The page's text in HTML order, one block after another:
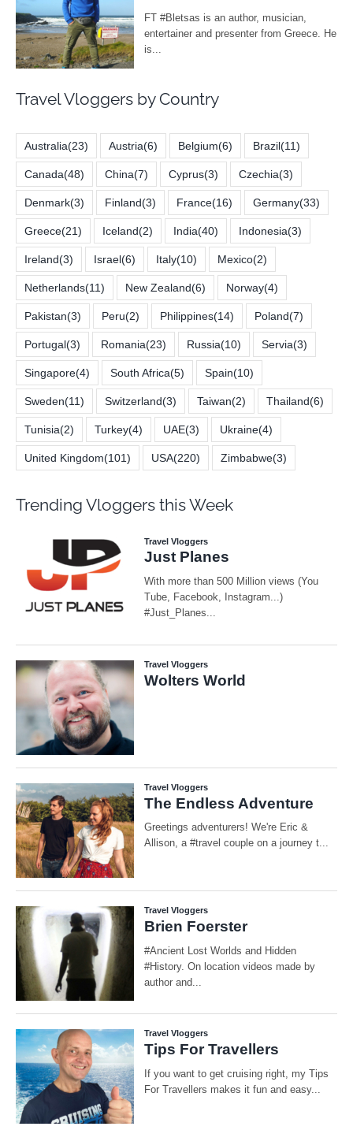
Travel Vloggers by Country
Australia(23) Austria(6) Belgium(6) Brazil(11)
Canada(48) China(7) Cyprus(3) Czechia(3)
Denmark(3) Finland(3) France(16) Germany(33)
Greece(21) Iceland(2) India(40) Indonesia(3)
Ireland(3) Israel(6) Italy(10) Mexico(2)
Netherlands(11) New Zealand(6) Norway(4)
Pakistan(3) Peru(2) Philippines(14) Poland(7)
Portugal(3) Romania(23) Russia(10) Servia(3)
Singapore(4) South Africa(5) Spain(10)
Sweden(11) Switzerland(3) Taiwan(2) Thailand(6)
Tunisia(2) Turkey(4) UAE(3) Ukraine(4)
United Kingdom(101) USA(220) Zimbabwe(3)
Trending Vloggers this Week